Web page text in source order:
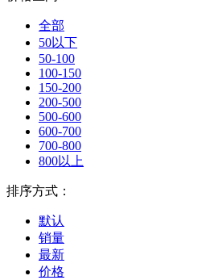
全部
50以下
50-100
100-150
150-200
200-500
500-600
600-700
700-800
800以上
排序方式：
默认
销量
最新
价格